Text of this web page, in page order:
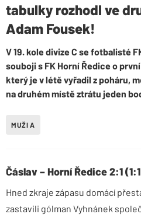
tabulky rozhodl ve
Adam Fousek!
V 19. kole divize C se fotbalisté
souboji s FK Horní Ředice o
který je v létě vyřadil z poháru,
na druhém místě ztrátu jeden
MUŽI A
Čáslav – Horní Ředice 2:1
Hned zkraje zápasu domácí
zastavili gólman Vyhnánek